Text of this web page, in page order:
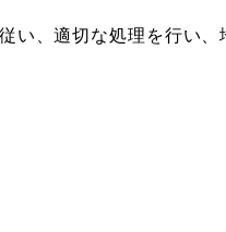
い、適切な処理を行い